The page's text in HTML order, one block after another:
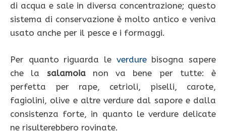
di acqua e sale in diversa concentrazione; questo
sistema di conservazione è molto antico e veniva
usato anche per il pesce e i formaggi.
Per quanto riguarda le verdurebisogna sapere
che la salamoianon va bene per tutte: è
perfetta per rape, cetrioli, piselli, carote,
fagiolini, olive e altre verdure dal sapore e dalla
consistenza forte, in quanto le verdure delicate
ne risulterebbero rovinate.